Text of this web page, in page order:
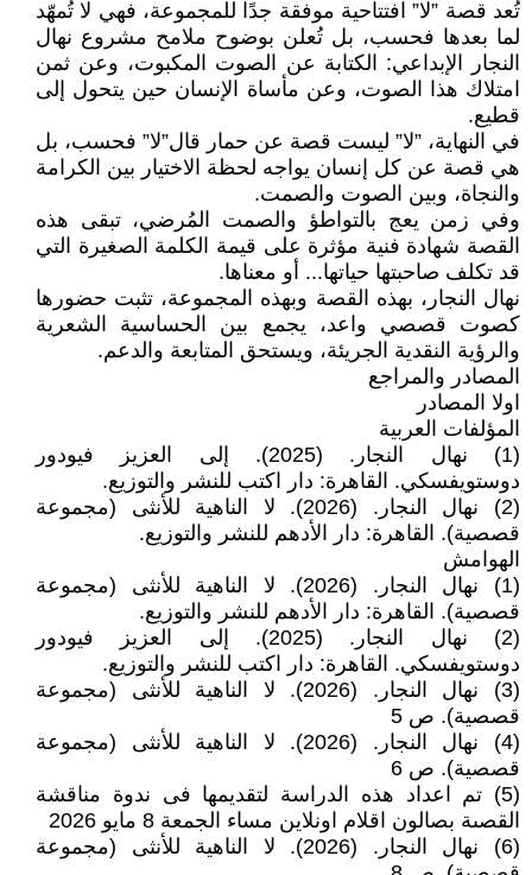
تُعد قصة ”لا” افتتاحية موفقة جدًا للمجموعة، فهي لا تُمهّد
لما بعدها فحسب، بل تُعلن بوضوح ملامح مشروع نهال
النجار الإبداعي: الكتابة عن الصوت المكبوت، وعن ثمن
امتلاك هذا الصوت، وعن مأساة الإنسان حين يتحول إلى
قطيع.
في النهاية، ”لا” ليست قصة عن حمار قال”لا” فحسب، بل
هي قصة عن كل إنسان يواجه لحظة الاختيار بين الكرامة
والنجاة، وبين الصوت والصمت.
وفي زمن يعج بالتواطؤ والصمت المُرضي، تبقى هذه
القصة شهادة فنية مؤثرة على قيمة الكلمة الصغيرة التي
قد تكلف صاحبتها حياتها... أو معناها.
نهال النجار، بهذه القصة وبهذه المجموعة، تثبت حضورها
كصوت قصصي واعد، يجمع بين الحساسية الشعرية
والرؤية النقدية الجريئة، ويستحق المتابعة والدعم.
المصادر والمراجع
اولا المصادر
المؤلفات العربية
(1) نهال النجار. (2025). إلى العزيز فيودور
دوستويفسكي. القاهرة: دار اكتب للنشر والتوزيع.
(2) نهال النجار. (2026). لا الناهية للأنثى (مجموعة
قصصية). القاهرة: دار الأدهم للنشر والتوزيع.
الهوامش
(1) نهال النجار. (2026). لا الناهية للأنثى (مجموعة
قصصية). القاهرة: دار الأدهم للنشر والتوزيع.
(2) نهال النجار. (2025). إلى العزيز فيودور
دوستويفسكي. القاهرة: دار اكتب للنشر والتوزيع.
(3) نهال النجار. (2026). لا الناهية للأنثى (مجموعة
قصصية). ص 5
(4) نهال النجار. (2026). لا الناهية للأنثى (مجموعة
قصصية). ص 6
(5) تم اعداد هذه الدراسة لتقديمها فى ندوة مناقشة
القصىة بصالون اقلام اونلاين مساء الجمعة 8 مايو 2026
(6) نهال النجار. (2026). لا الناهية للأنثى (مجموعة